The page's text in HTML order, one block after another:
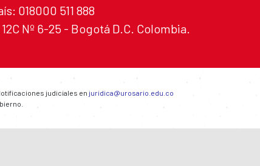
018000 511 888
Nº 6-25 - Bogotá D.C. Colombia.
judiciales en juridica@urosario.edu.co